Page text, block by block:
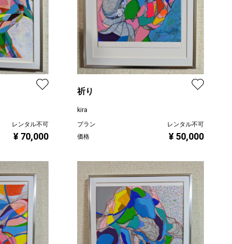
レンタル不可
¥ 70,000
祈り
kira
プラン
レンタル不可
価格
¥ 50,000